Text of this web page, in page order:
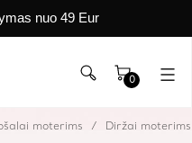
nuo 49 Eur
0
moterims Diržai moterims